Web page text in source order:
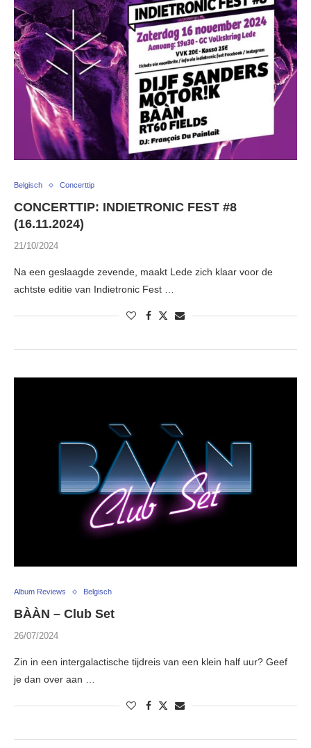
Belgisch Concerttip
CONCERTTIP: INDIETRONIC FEST #8
(16.11.2024)
21/10/2024
Na een geslaagde zevende, maakt Lede zich klaar voor de
achtste editie van Indietronic Fest …
Album Reviews Belgisch
BÀÀN – Club Set
26/07/2024
Zin in een intergalactische tijdreis van een klein half uur? Geef
je dan over aan …